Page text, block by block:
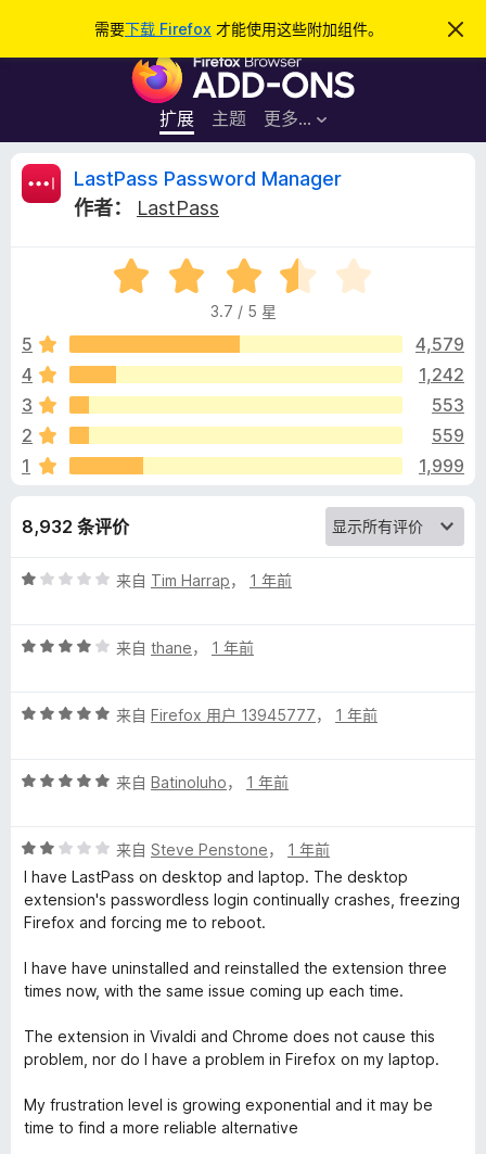
需要下载 Firefox 才能使用这些附加组件。
忽
此
F
r
e
览
器
附
加
件
扩展 主题 更多…
登录
L
t
P
a
s
a
s
s
o
r
d
M
a
n
LastPass Password Manager
作者：
LastPass
评
分
.
/
3.7 / 5 星
5
4,579
4
1,242
3
553
2
559
1
1,999
8,932 条评价
评
/
来自 Tim Harrap， 1 年前
评
/
来自 thane， 1 年前
评
/
来自 Firefox 用户 13945777， 1 年前
评
/
5
来自 Batinoluho， 1 年前
评
分
2
/
来自 Steve Penstone， 1 年前
I have LastPass on desktop and laptop. The desktop
extension's passwordless login continually crashes, freezing
Firefox and forcing me to reboot.
I have have uninstalled and reinstalled the extension three
times now, with the same issue coming up each time.
The extension in Vivaldi and Chrome does not cause this
problem, nor do I have a problem in Firefox on my laptop.
My frustration level is growing exponential and it may be
time to find a more reliable alternative